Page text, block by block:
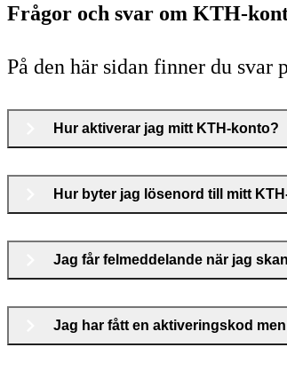
Frågor och svar om KTH-
På den här sidan finner du
Hur aktiverar jag mitt KTH-konto?
Hur byter jag lösenord till mitt
Jag får felmeddelande när jag
Jag har fått en aktiveringskod